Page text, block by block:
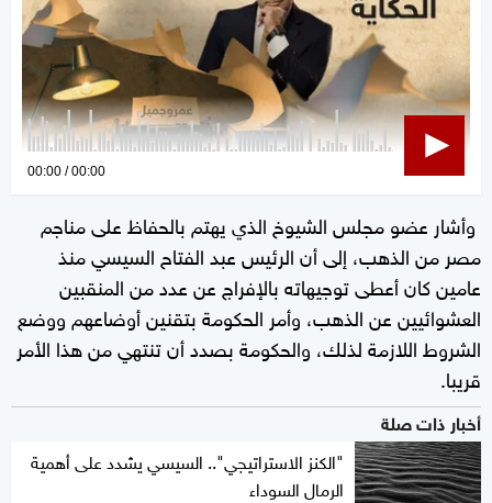
0
00:00 00:00
وأشار عضو مجلس الشيوخ الذي يهتم بالحفاظ على مناجم
مصر من الذهب، إلى أن الرئيس عبد الفتاح السيسي منذ
عامين كان أعطى توجيهاته بالإفراج عن عدد من المنقبين
العشوائيين عن الذهب، وأمر الحكومة بتقنين أوضاعهم ووضع
الشروط اللازمة لذلك، والحكومة بصدد أن تنتهي من هذا الأمر
قريبا.
أخبار ذات صلة
"الكنز الاستراتيجي".. السيسي يشدد على أهمية
الرمال السوداء